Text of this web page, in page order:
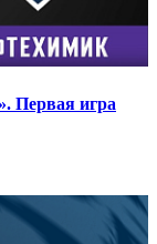
Первая игра